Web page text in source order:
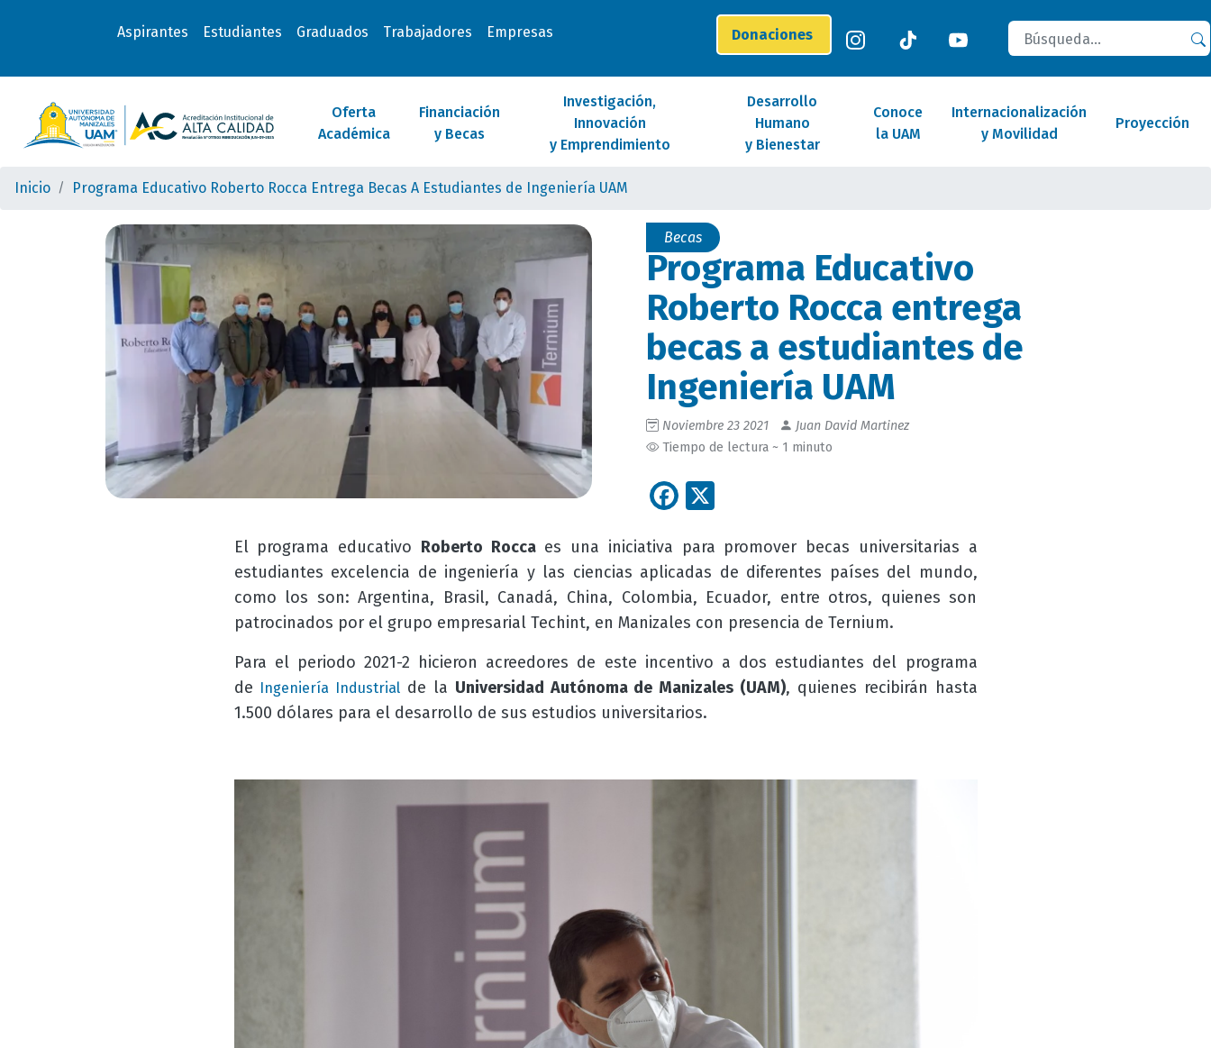
Aspirantes Estudiantes Graduados Trabajadores Empresas Donaciones
Buscar
Oferta
Académica
Financiación
y Becas
Investigación,
Innovación
y Emprendimiento
Desarrollo
Humano
y Bienestar
Conoce
la UAM
Internacionalización
y Movilidad
Proyección
Inicio Programa Educativo Roberto Rocca Entrega Becas A Estudiantes de Ingeniería UAM
Becas
Programa Educativo
Roberto Rocca entrega
becas a estudiantes de
Ingeniería UAM
Noviembre 23 2021
Juan David Martinez
Tiempo de lectura ~ 1 minuto
Facebook
El programa educativo Roberto Roccaes una iniciativa para promover becas universitarias a
estudiantes excelencia de ingeniería y las ciencias aplicadas de diferentes países del mundo,
como los son: Argentina, Brasil, Canadá, China, Colombia, Ecuador, entre otros, quienes son
patrocinados por el grupo empresarial Techint, en Manizales con presencia de Ternium.
Para el periodo 2021-2 hicieron acreedores de este incentivo a dos estudiantes del programa
de
Ingeniería Industrial de la Universidad Autónoma de Manizales (UAM), quienes recibirán hasta
1.500 dólares para el desarrollo de sus estudios universitarios.